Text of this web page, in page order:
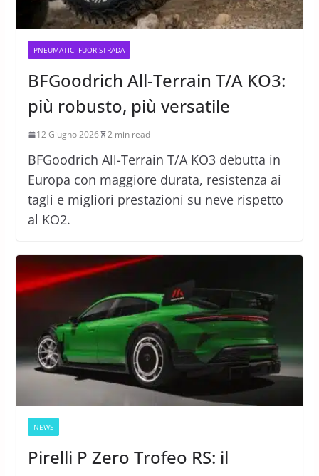
PNEUMATICI FUORISTRADA
BFGoodrich All-Terrain T/A KO3:
più robusto, più versatile
12 Giugno 2026 2 min read
BFGoodrich All-Terrain T/A KO3 debutta in
Europa con maggiore durata, resistenza ai
tagli e migliori prestazioni su neve rispetto
al KO2.
NEWS
Pirelli P Zero Trofeo RS: il